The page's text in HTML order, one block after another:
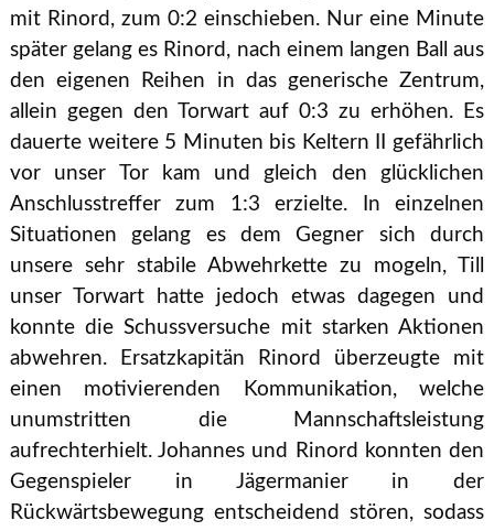
mit Rinord, zum 0:2 einschieben. Nur eine Minute
später gelang es Rinord, nach einem langen Ball aus
den eigenen Reihen in das generische Zentrum,
allein gegen den Torwart auf 0:3 zu erhöhen. Es
dauerte weitere 5 Minuten bis Keltern II gefährlich
vor unser Tor kam und gleich den glücklichen
Anschlusstreffer zum 1:3 erzielte. In einzelnen
Situationen gelang es dem Gegner sich durch
unsere sehr stabile Abwehrkette zu mogeln, Till
unser Torwart hatte jedoch etwas dagegen und
konnte die Schussversuche mit starken Aktionen
abwehren. Ersatzkapitän Rinord überzeugte mit
einen motivierenden Kommunikation, welche
unumstritten die Mannschaftsleistung
aufrechterhielt. Johannes und Rinord konnten den
Gegenspieler in Jägermanier in der
Rückwärtsbewegung entscheidend stören, sodass